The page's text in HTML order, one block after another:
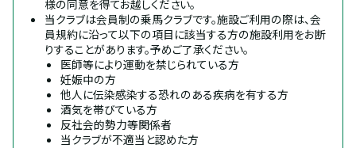
様の同意を得てお越しください。
当クラブは会員制の乗馬クラブです。施設ご利用の際は、会
員規約に沿って以下の項目に該当する方の施設利用をお断
りすることがあります。予めご了承ください。
医師等により運動を禁じられている方
妊娠中の方
他人に伝染感染する恐れのある疾病を有する方
酒気を帯びている方
反社会的勢力等関係者
当クラブが不適当と認めた方